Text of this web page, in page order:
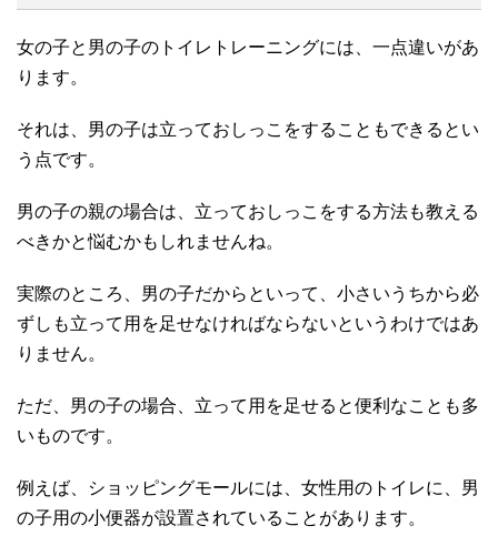
女の子と男の子のトイレトレーニングには、一点違いがあ
ります。
それは、男の子は立っておしっこをすることもできるとい
う点です。
男の子の親の場合は、立っておしっこをする方法も教える
べきかと悩むかもしれませんね。
実際のところ、男の子だからといって、小さいうちから必
ずしも立って用を足せなければならないというわけではあ
りません。
ただ、男の子の場合、立って用を足せると便利なことも多
いものです。
例えば、ショッピングモールには、女性用のトイレに、男
の子用の小便器が設置されていることがあります。